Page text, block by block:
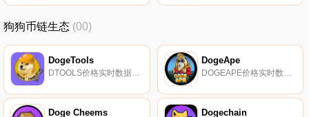
狗狗币链生态 (00)
DogeTools
DTOOLS价格实时数据DogeTools是一套独特的服务和工具,为Dogechain带来价值,帮助投资者更轻松地与区块链互动.
DogeApe
Doge Cheems Dogechain